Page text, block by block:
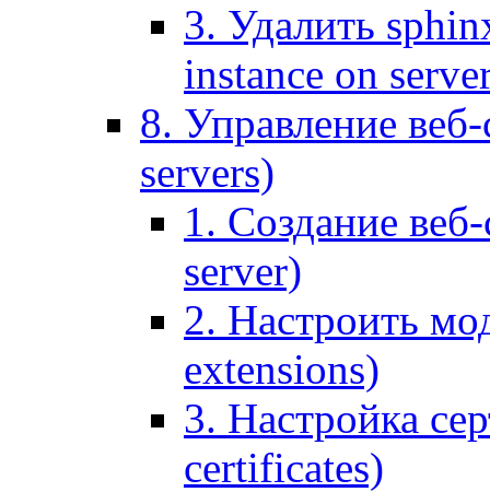
3. Удалить
instance on
8. Управление
servers)
1. Создание
server)
2. Настроить
extensions)
3. Настройка
certificates)